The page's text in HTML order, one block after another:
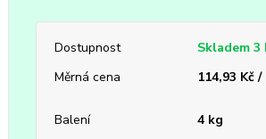
Dostupnost
Skladem 3
Měrná cena
114,93 Kč /
Balení 4 kg